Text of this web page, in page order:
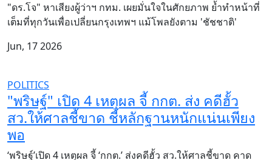
"ดร.โจ" หาเสียงผู้ว่าฯ กทม. เผยมั่นใจในศักยภาพ ย้ำทำหน้าที่
เต็มที่ทุกวันเพื่อเปลี่ยนกรุงเทพฯ แม้โพลยังตาม 'ชัชชาติ'
Jun, 17 2026
POLITICS
"พริษฐ์" เปิด 4 เหตุผล จี้ กกต. ส่ง คดีฮั้ว
สว.ให้ศาลชี้ขาด ชี้หลักฐานหนักแน่นเพียง
พอ
‘พริษฐ์’เปิด 4 เหตุผล จี้ ‘กกต.’ ส่งคดีฮั้ว สว.ให้ศาลชี้ขาด คาด